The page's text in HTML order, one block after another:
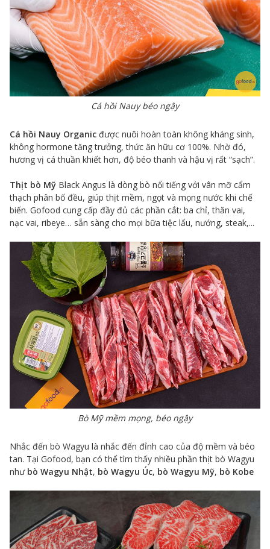
Cá hồi Nauy béo ngậy
Cá hồi Nauy Organic được nuôi hoàn toàn không kháng sinh,
không hormone tăng trưởng, thức ăn hữu cơ 100%. Nhờ đó,
hương vị cá thuần khiết hơn, độ béo thanh và hậu vị rất “sạch”.
Thịt bò Mỹ Black Angus là dòng bò nổi tiếng với vân mỡ cẩm
thạch phân bố đều, giúp thịt mềm, ngọt và mọng nước khi chế
biến. Gofood cung cấp đầy đủ các phần cắt: ba chỉ, thăn vai,
nạc vai, ribeye… sẵn sàng cho mọi bữa tiệc lẩu, nướng, steak,...
Bò Mỹ mềm mọng, béo ngậy
Nhắc đến bò Wagyu là nhắc đến đỉnh cao của độ mềm và béo
tan. Tại Gofood, bạn có thể tìm thấy nhiều phần thịt bò Wagyu
như bò Wagyu Nhật, bò Wagyu Úc, bò Wagyu Mỹ, bò Kobe